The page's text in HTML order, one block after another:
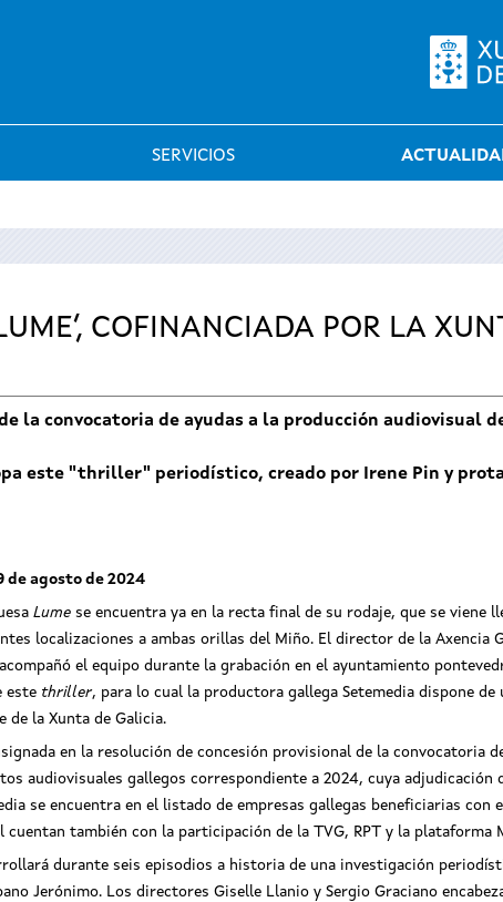
SERVICIOS
COFINANCIADA POR LA
la convocatoria de ayudas a la producción audiovisual
este "thriller" periodístico, creado por Irene Pin y
de agosto de 2024
Lume se encuentra ya en la recta final de su rodaje, que se viene
localizaciones a ambas orillas del Miño. El director de la Axencia
el equipo durante la grabación en el ayuntamiento
este thriller, para lo cual la productora gallega Setemedia dispone de
la Xunta de Galicia.
en la resolución de concesión provisional de la convocatoria
audiovisuales gallegos correspondiente a 2024, cuya adjudicación
se encuentra en el listado de empresas gallegas beneficiarias con
también con la participación de la TVG, RPT y la plataforma
durante seis episodios a historia de una investigación
Jerónimo. Los directores Giselle Llanio y Sergio Graciano